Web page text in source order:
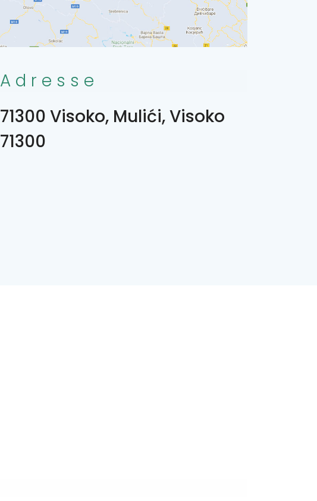
Adresse
71300 Visoko, Mulići, Visoko
71300